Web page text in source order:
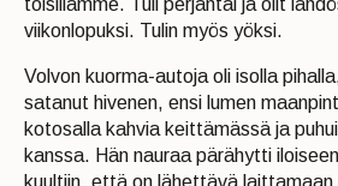
viikonlopuksi. Tulin myös yöksi.
Volvon kuorma-autoja oli isolla
satanut hivenen, ensi lumen
kotosalla kahvia keittämässä ja
kanssa. Hän nauraa pärähytti
kuultiin, että on lähettävä laittamaan